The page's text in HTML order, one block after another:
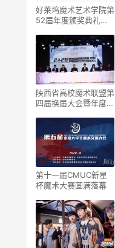
好莱坞魔术艺术学院第
52届年度颁奖典礼将
陕西省高校魔术联盟第
四届换届大会暨年度表
第十一届CMUC新星
杯魔术大赛圆满落幕